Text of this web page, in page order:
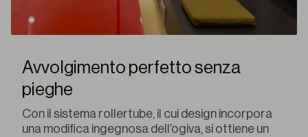
Avvolgimento perfetto senza
pieghe
Con il sistema rollertube, il cui design incorpora
una modifica ingegnosa dell’ogiva, si ottiene un